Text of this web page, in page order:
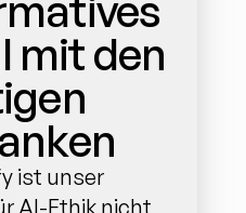
mit den
ist unser
AI-Ethik nicht